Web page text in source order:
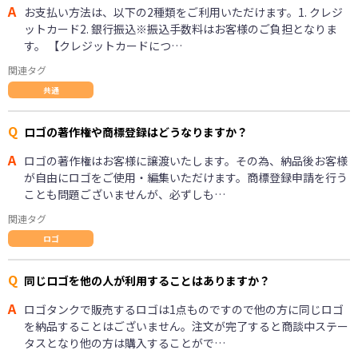
A お支払い方法は、以下の2種類をご利用いただけます。1. クレジ
ットカード2. 銀行振込※振込手数料はお客様のご負担となりま
す。 【クレジットカードにつ…
関連タグ
共通
Q ロゴの著作権や商標登録はどうなりますか？
A ロゴの著作権はお客様に譲渡いたします。その為、納品後お客様
が自由にロゴをご使用・編集いただけます。商標登録申請を行う
ことも問題ございませんが、必ずしも…
関連タグ
ロゴ
Q 同じロゴを他の人が利用することはありますか？
A ロゴタンクで販売するロゴは1点ものですので他の方に同じロゴ
を納品することはございません。注文が完了すると商談中ステー
タスとなり他の方は購入することがで…